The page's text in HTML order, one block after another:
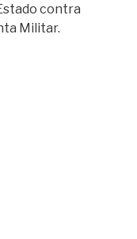
contra
Militar.